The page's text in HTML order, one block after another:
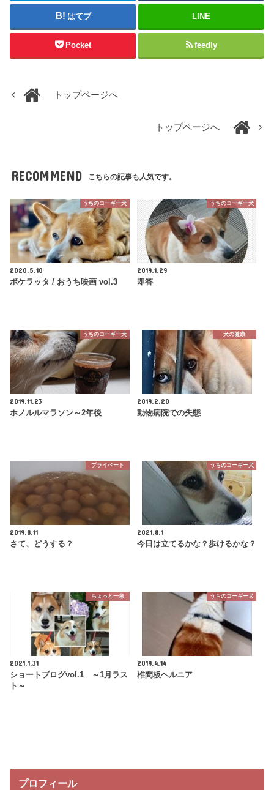
はてブ LINE
Pocket feedly
トップページへ
トップページへ
RECOMMEND こちらの記事も人気です。
うちのコーギー犬
2020.5.10
ボケラッタ / おうち映画 vol.3
うちのコーギー犬
2019.1.29
即答
うちのコーギー犬
2019.11.23
ホノルルマラソン～2年後
犬の健康
2019.2.20
動物病院での失態
プライベート
2019.8.11
さて、どうする？
うちのコーギー犬
2021.8.1
今日は立てるかな？歩けるかな？
ちょっと一息
2021.1.31
ショートブログvol.1 ～1月ラス
ト～
うちのコーギー犬
2019.4.14
椎間板ヘルニア
プロフィール